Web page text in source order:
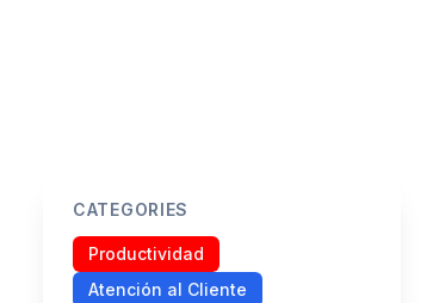
CATEGORIES
Productividad
Atención al Cliente